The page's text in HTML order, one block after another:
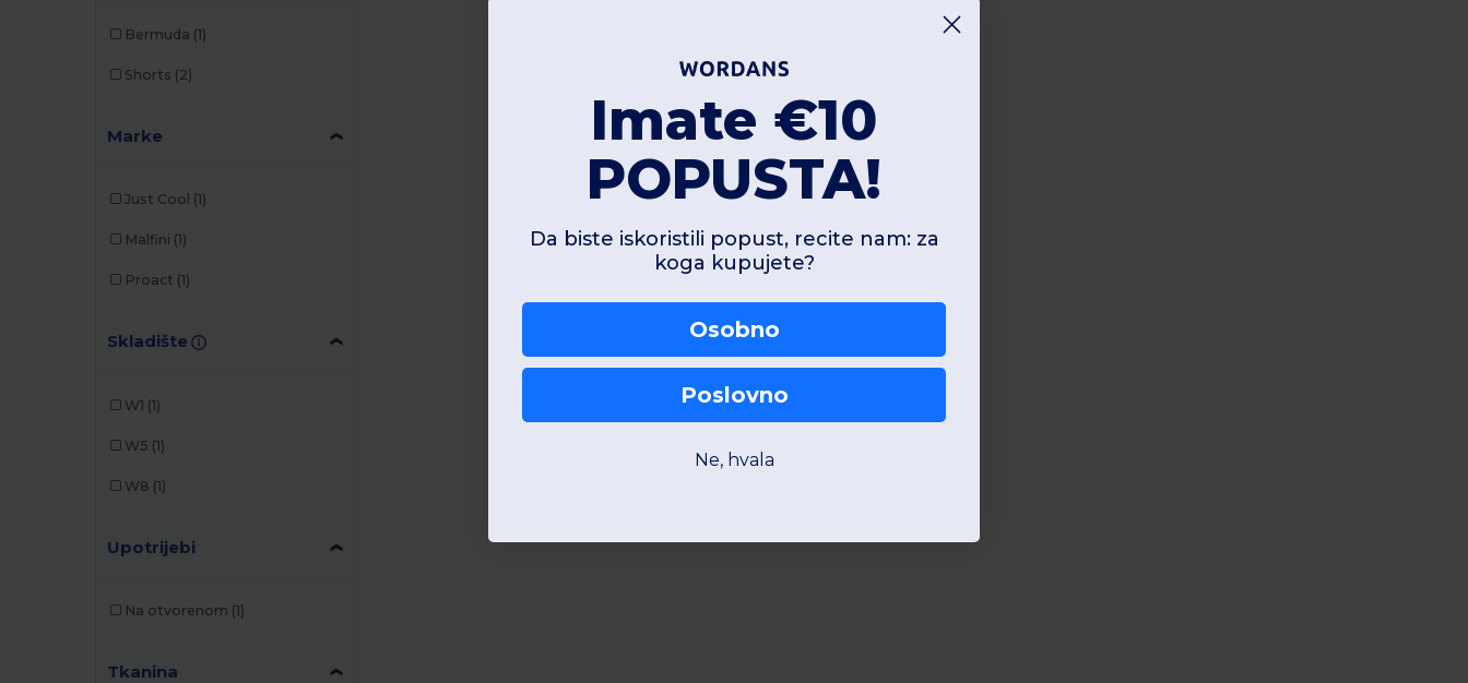
Bermuda (1)
Shorts (2)
Marke
Just Cool (1)
Malfini (1)
Proact (1)
Skladište
W1 (1)
W5 (1)
W8 (1)
Upotrijebi
Na otvorenom (1)
Tkanina
Imate €10
POPUSTA!
Da biste iskoristili popust, recite nam: za
koga kupujete?
Osobno
Poslovno
Ne, hvala